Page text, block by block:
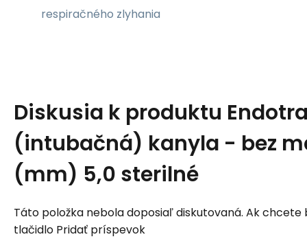
respiračného zlyhania
Diskusia k produktu
(intubačná) kanyla - bez
(mm) 5,0 sterilné
Táto položka nebola doposiaľ diskutovaná. Ak chcete
tlačidlo Pridať príspevok